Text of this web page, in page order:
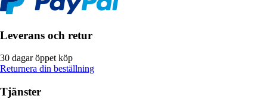
Leverans och retur
30 dagar öppet köp
Returnera din beställning
Tjänster